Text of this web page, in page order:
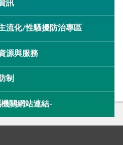
訊
流化/性騷擾防治專區
源與服務
制
關網站連結-